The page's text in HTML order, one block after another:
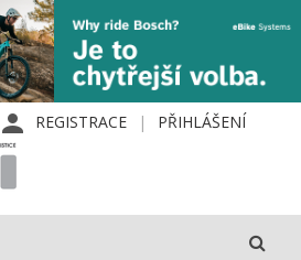
REGISTRACE PŘIHLÁŠENÍ